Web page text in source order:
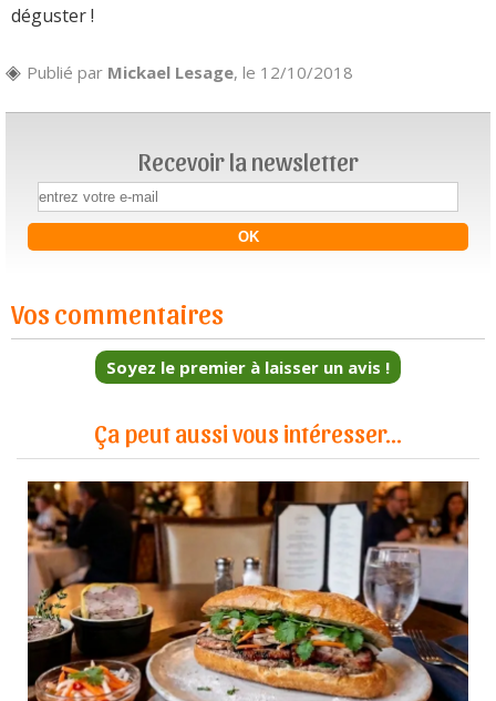
déguster !
Publié par Mickael Lesage, le 12/10/2018
Recevoir la newsletter
Vos commentaires
Soyez le premier à laisser un avis !
Ça peut aussi vous intéresser...